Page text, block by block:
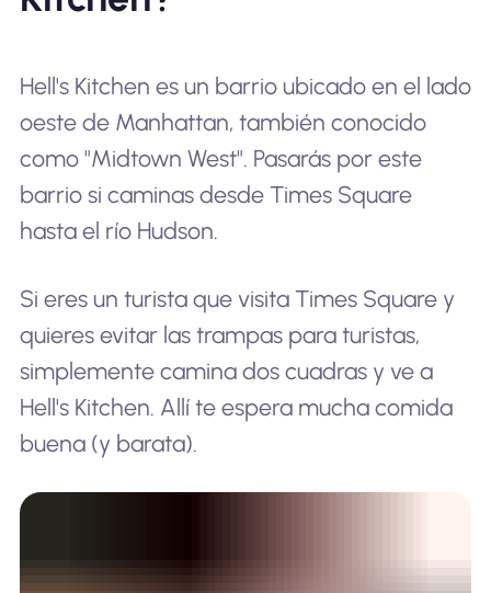
Hell's Kitchen es un barrio ubicado en el lado
oeste de Manhattan, también conocido
como "Midtown West". Pasarás por este
barrio si caminas desde Times Square
hasta el río Hudson.
Si eres un turista que visita Times Square y
quieres evitar las trampas para turistas,
simplemente camina dos cuadras y ve a
Hell's Kitchen. Allí te espera mucha comida
buena (y barata).